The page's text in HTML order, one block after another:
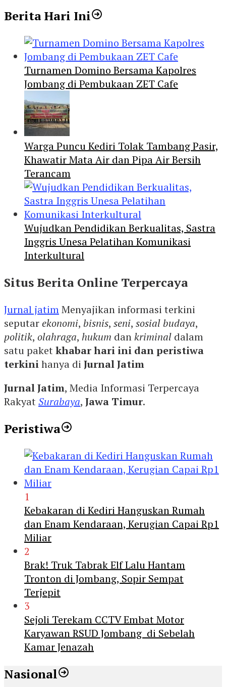
Berita Hari Ini
Turnamen Domino Bersama Kapolres
Jombang di Pembukaan ZET Cafe
Warga Puncu Kediri Tolak Tambang Pasir,
Khawatir Mata Air dan Pipa Air Bersih
Terancam
Wujudkan Pendidikan Berkualitas, Sastra
Inggris Unesa Pelatihan Komunikasi
Interkultural
Situs Berita Online Terpercaya
Jurnal jatimMenyajikan informasi terkini
seputarekonomi, bisnis, seni, sosial budaya,
politik, olahraga, hukum dankriminal dalam
satu paketkhabar hari ini dan peristiwa
terkinihanya di Jurnal Jatim
Jurnal Jatim, Media Informasi Terpercaya
RakyatSurabaya, Jawa Timur.
Peristiwa
1
Kebakaran di Kediri Hanguskan Rumah
dan Enam Kendaraan, Kerugian Capai Rp1
Miliar
2
Brak! Truk Tabrak Elf Lalu Hantam
Tronton di Jombang, Sopir Sempat
Terjepit
3
Sejoli Terekam CCTV Embat Motor
Karyawan RSUD Jombang di Sebelah
Kamar Jenazah
Nasional